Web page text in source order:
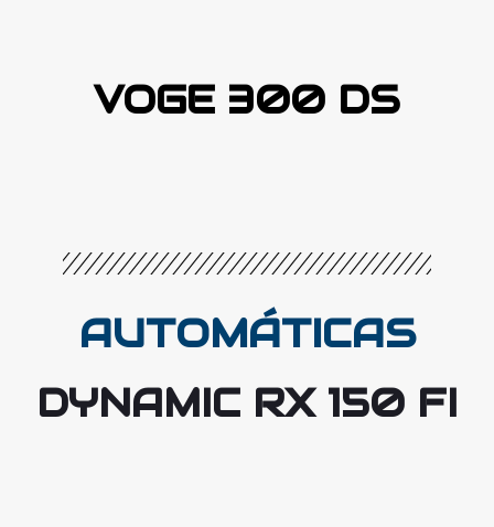
VOGE 300 DS
AUTOMÁTICAS
DYNAMIC RX 150 FI